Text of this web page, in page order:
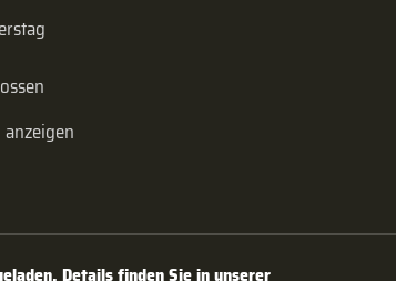
Details finden Sie in unserer